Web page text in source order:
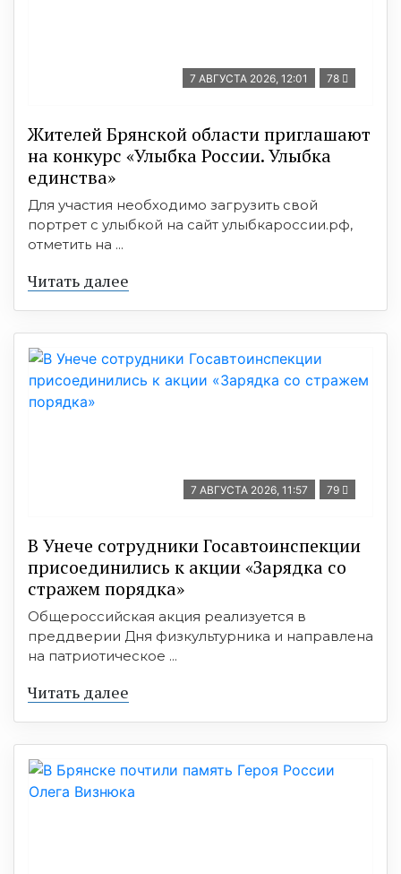
7 АВГУСТА 2026, 12:01 78
Жителей Брянской области приглашают
на конкурс «Улыбка России. Улыбка
единства»
Для участия необходимо загрузить свой
портрет с улыбкой на сайт улыбкароссии.рф,
отметить на ...
Читать далее
7 АВГУСТА 2026, 11:57 79
В Унече сотрудники Госавтоинспекции
присоединились к акции «Зарядка со
стражем порядка»
Общероссийская акция реализуется в
преддверии Дня физкультурника и направлена
на патриотическое ...
Читать далее